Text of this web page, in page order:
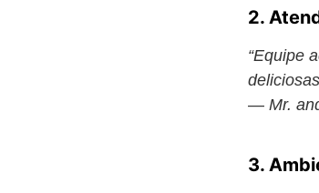
2.
“Equipe
— Mr.
3.